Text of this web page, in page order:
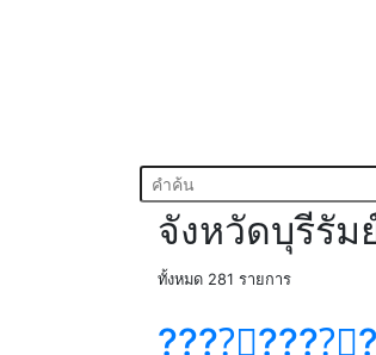
จังหวัดบุรีรัม
ทั้งหมด 281 รายการ